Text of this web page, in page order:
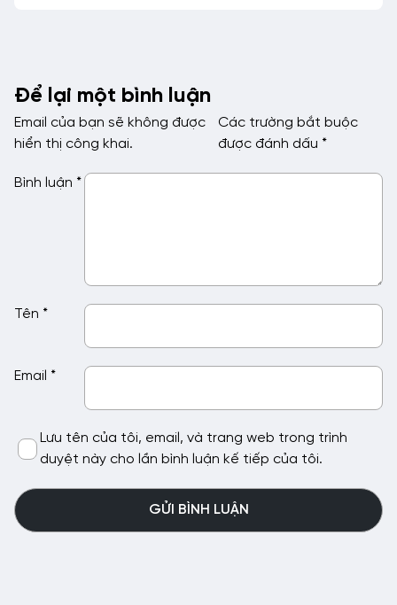
Để lại một bình luận
Email của bạn sẽ không được
hiển thị công khai.
Các trường bắt buộc
được đánh dấu *
Bình luận *
Tên *
Email *
Lưu tên của tôi, email, và trang web trong trình
duyệt này cho lần bình luận kế tiếp của tôi.